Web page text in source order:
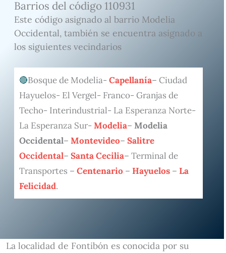
Barrios del código 110931
Este código asignado al barrio Modelia
Occidental, también se encuentra asignado a
los siguientes vecindarios
Bosque de Modelia- Capellanía– Ciudad
Hayuelos- El Vergel- Franco- Granjas de
Techo- Interindustrial- La Esperanza Norte-
La Esperanza Sur- Modelia– Modelia
Occidental– Montevideo– Salitre
Occidental– Santa Cecilia– Terminal de
Transportes – Centenario – Hayuelos– La
Felicidad.
La localidad de Fontibón es conocida por su